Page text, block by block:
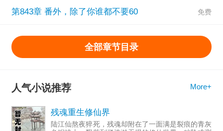
第843章 番外，除了你谁都不要60
全部章节目录
人气小说推荐 More+
残魂重生修仙界
陆江仙熬夜猝死，残魂却附在了一面满是裂痕的青灰